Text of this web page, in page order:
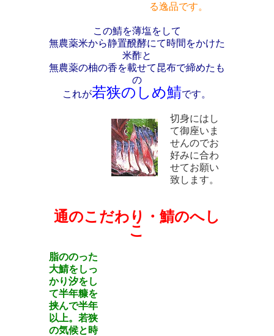
る逸品です。
この鯖を薄塩をして
無農薬米から静置醗酵にて時間をかけた
米酢と
無農薬の柚の香を載せて昆布で締めたも
の
これが若狭のしめ鯖です。
切身にはし
て御座いま
せんのでお
好みに合わ
せてお願い
致します。
通のこだわり・鯖のへし
こ
脂ののった
大鯖をしっ
かり汐をし
て半年糠を
挟んで半年
以上。若狭
の気候と時